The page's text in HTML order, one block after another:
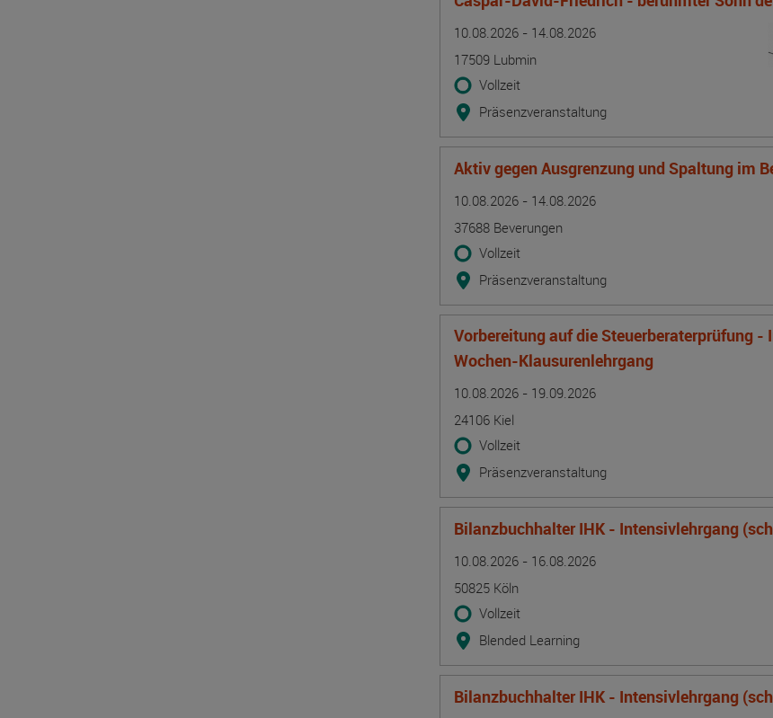
10.08.2026 - 14.08.2026
17509 Lubmin
Vollzeit
Präsenzveranstaltung
Aktiv gegen Ausgrenzung und Spaltung im
10.08.2026 - 14.08.2026
37688 Beverungen
Vollzeit
Präsenzveranstaltung
Vorbereitung auf die Steuerberaterprüfung -
Wochen-Klausurenlehrgang
10.08.2026 - 19.09.2026
24106 Kiel
Vollzeit
Präsenzveranstaltung
Bilanzbuchhalter IHK - Intensivlehrgang
10.08.2026 - 16.08.2026
50825 Köln
Vollzeit
Blended Learning
Bilanzbuchhalter IHK - Intensivlehrgang